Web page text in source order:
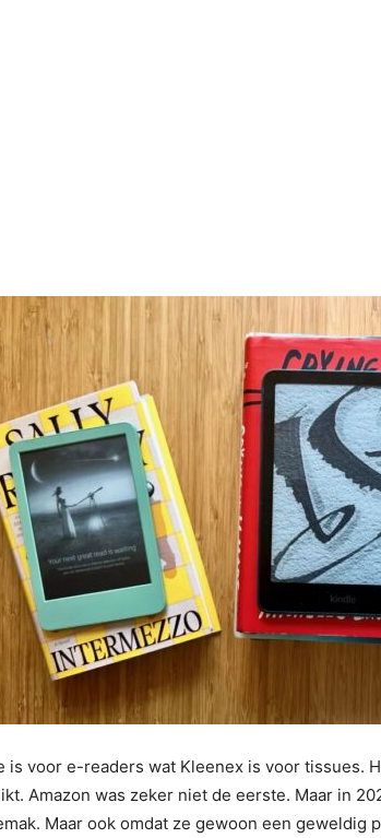
is voor e-readers wat Kleenex is voor tissues.
Amazon was zeker niet de eerste. Maar in
Maar ook omdat ze gewoon een geweldig